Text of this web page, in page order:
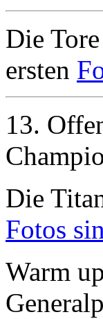
Die
ersten
13.
Die
Fotos
Warm